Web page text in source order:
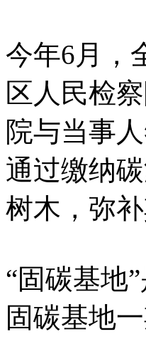
今年6月，
区人民检
院与当事
通过缴纳
树木，弥
“固碳基地
固碳基地